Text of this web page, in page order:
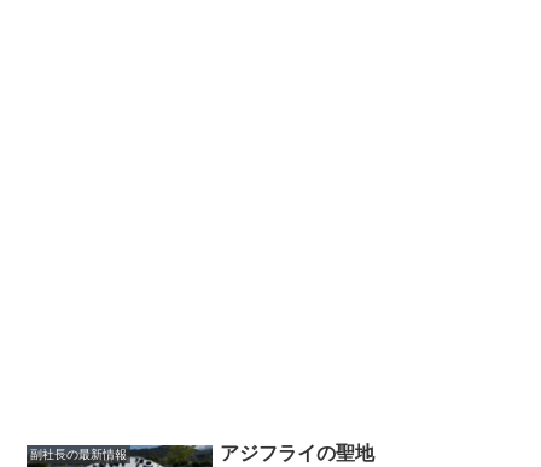
副社長の最新情報 アジフライの聖地